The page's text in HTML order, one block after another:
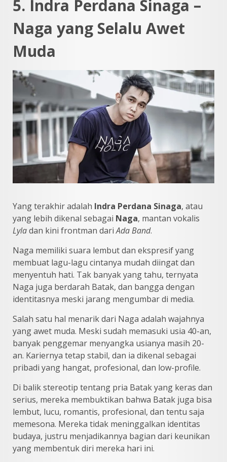
5. Indra Perdana Sinaga –
Naga yang Selalu Awet
Muda
Yang terakhir adalah Indra Perdana Sinaga, atau
yang lebih dikenal sebagai Naga, mantan vokalis
Lyladan kini frontman dariAda Band.
Naga memiliki suara lembut dan ekspresif yang
membuat lagu-lagu cintanya mudah diingat dan
menyentuh hati. Tak banyak yang tahu, ternyata
Naga juga berdarah Batak, dan bangga dengan
identitasnya meski jarang mengumbar di media.
Salah satu hal menarik dari Naga adalah wajahnya
yang awet muda. Meski sudah memasuki usia 40-an,
banyak penggemar menyangka usianya masih 20-
an. Kariernya tetap stabil, dan ia dikenal sebagai
pribadi yang hangat, profesional, dan low-profile.
Di balik stereotip tentang pria Batak yang keras dan
serius, mereka membuktikan bahwa Batak juga bisa
lembut, lucu, romantis, profesional, dan tentu saja
memesona. Mereka tidak meninggalkan identitas
budaya, justru menjadikannya bagian dari keunikan
yang membentuk diri mereka hari ini.